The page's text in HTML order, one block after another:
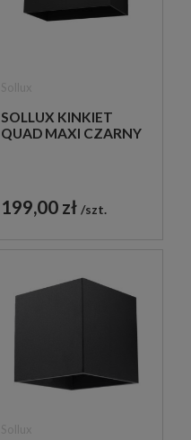
SOLLUX KINKIET
QUAD MAXI CZARNY
199,00 zł szt.